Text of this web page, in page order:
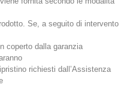
Se, a seguito di intervento
coperto dalla garanzia
richiesti dall’Assistenza